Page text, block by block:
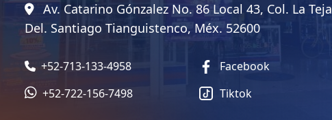
Av. Catarino Gónzalez No. 86 Local 43, Col. La Teja
Del. Santiago Tianguistenco, Méx. 52600
+52-713-133-4958
+52-722-156-7498
Facebook
Tiktok